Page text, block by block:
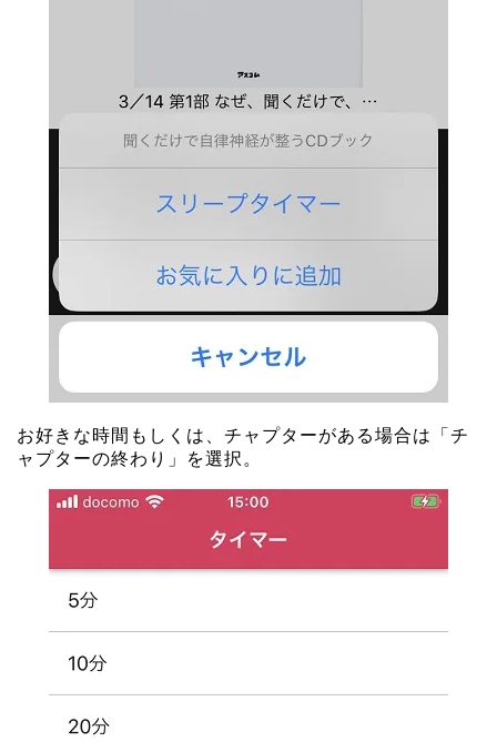
お好きな時間もしくは、チャプターがある場合は「チ
ャプターの終わり」を選択。